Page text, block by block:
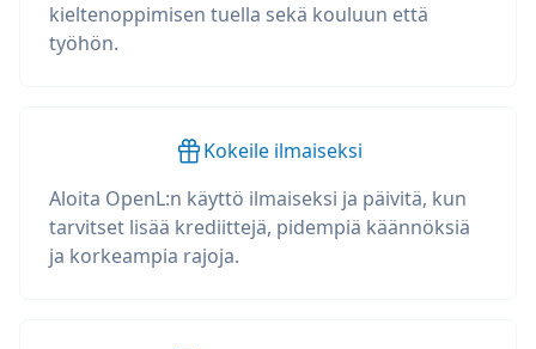
kieltenoppimisen tuella sekä kouluun että
työhön.
Kokeile ilmaiseksi
Aloita OpenL:n käyttö ilmaiseksi ja päivitä, kun
tarvitset lisää krediittejä, pidempiä käännöksiä
ja korkeampia rajoja.